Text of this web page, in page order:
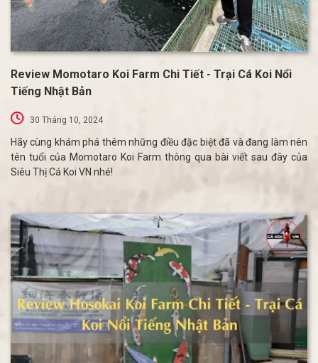
Review Momotaro Koi Farm Chi Tiết - Trại Cá Koi Nổi
Tiếng Nhật Bản
30 Tháng 10, 2024
Hãy cùng khám phá thêm những điều đặc biệt đã và đang làm nên
tên tuổi của Momotaro Koi Farm thông qua bài viết sau đây của
Siêu Thị Cá Koi VN nhé!